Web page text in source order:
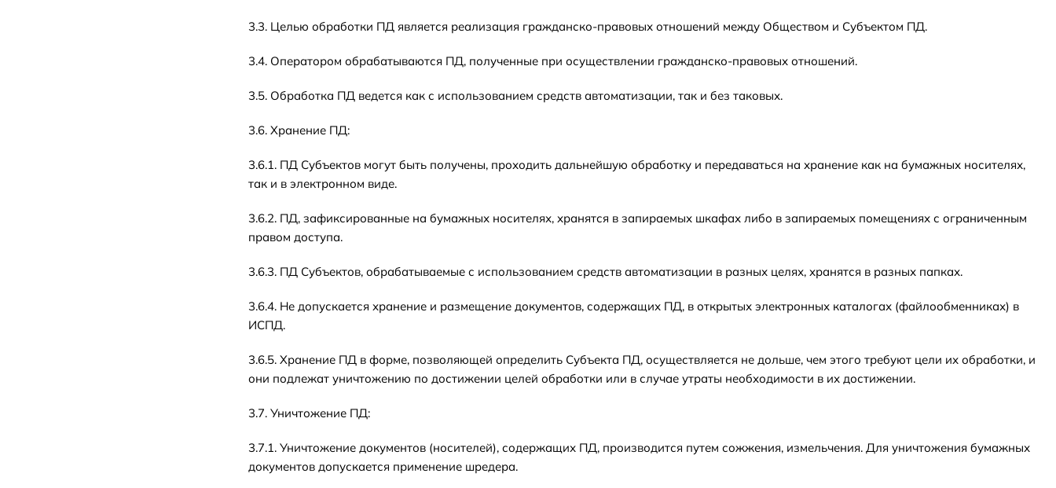
3.3. Целью обработки ПД является реализация гражданско-правовых отношений между Обществом и Субъектом ПД.
3.4. Оператором обрабатываются ПД, полученные при осуществлении гражданско-правовых отношений.
3.5. Обработка ПД ведется как с использованием средств автоматизации, так и без таковых.
3.6. Хранение ПД:
3.6.1. ПД Субъектов могут быть получены, проходить дальнейшую обработку и передаваться на хранение как на бумажных носителях,
так и в электронном виде.
3.6.2. ПД, зафиксированные на бумажных носителях, хранятся в запираемых шкафах либо в запираемых помещениях с ограниченным
правом доступа.
3.6.3. ПД Субъектов, обрабатываемые с использованием средств автоматизации в разных целях, хранятся в разных папках.
3.6.4. Не допускается хранение и размещение документов, содержащих ПД, в открытых электронных каталогах (файлообменниках) в
ИСПД.
3.6.5. Хранение ПД в форме, позволяющей определить Субъекта ПД, осуществляется не дольше, чем этого требуют цели их обработки, и
они подлежат уничтожению по достижении целей обработки или в случае утраты необходимости в их достижении.
3.7. Уничтожение ПД:
3.7.1. Уничтожение документов (носителей), содержащих ПД, производится путем сожжения, измельчения. Для уничтожения бумажных
документов допускается применение шредера.